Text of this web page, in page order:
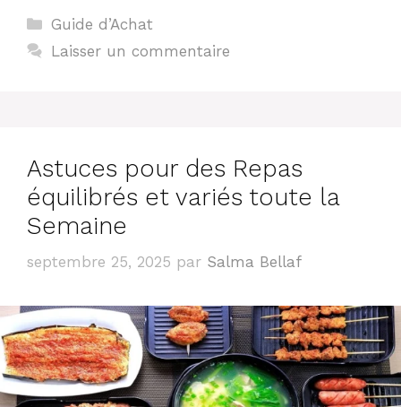
Catégories
Guide d’Achat
Laisser un commentaire
Astuces pour des Repas
équilibrés et variés toute la
Semaine
septembre 25, 2025 par Salma Bellaf